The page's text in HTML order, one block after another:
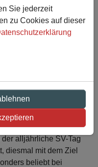
alljährliche SV-Tag
diesmal mit dem Ziel
beliebt bei
Sie jederzeit
zu Cookies auf dieser